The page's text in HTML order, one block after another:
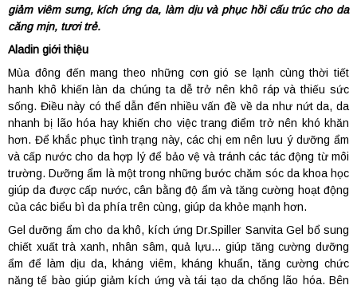
giảm viêm sưng, kích ứng da, làm dịu và phục hồi cấu trúc cho da
căng mịn, tươi trẻ.
Aladin giới thiệu
Mùa đông đến mang theo những cơn gió se lạnh cùng thời tiết
hanh khô khiến làn da chúng ta dễ trở nên khô ráp và thiếu sức
sống. Điều này có thể dẫn đến nhiều vấn đề về da như nứt da, da
nhanh bị lão hóa hay khiến cho việc trang điểm trở nên khó khăn
hơn. Để khắc phục tình trạng này, các chị em nên lưu ý dưỡng ẩm
và cấp nước cho da hợp lý để bảo vệ và tránh các tác động từ môi
trường. Dưỡng ẩm là một trong những bước chăm sóc da khoa học
giúp da được cấp nước, cân bằng độ ẩm và tăng cường hoạt động
của các biểu bì da phía trên cùng, giúp da khỏe mạnh hơn.
Gel dưỡng ẩm cho da khô, kích ứng Dr.Spiller Sanvita Gel bổ sung
chiết xuất trà xanh, nhân sâm, quả lựu… giúp tăng cường dưỡng
ẩm để làm dịu da, kháng viêm, kháng khuẩn, tăng cường chức
năng tế bào giúp giảm kích ứng và tái tạo da chống lão hóa. Bên